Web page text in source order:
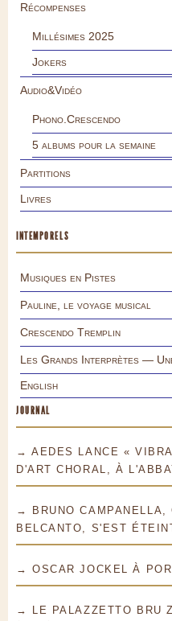
Récompenses
Millésimes 2025
Jokers
Audio&Vidéo
Phono.Crescendo
5 albums pour la semaine
Partitions
Livres
INTEMPORELS
Musiques en Pistes
Pauline, le voyage musical
Crescendo Tremplin
Les Grands Interprètes —
English
JOURNAL
→ AEDES LANCE «
D'ART CHORAL, À
→ BRUNO CAMPANELLA,
BELCANTO, S'EST
→ OSCAR JOCKEL À
→ LE PALAZZETTO BRU